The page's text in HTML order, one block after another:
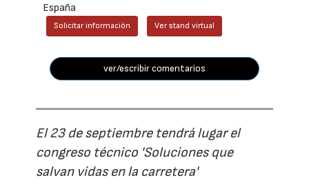
España
Solicitar información Ver stand virtual
ver/escribir comentarios
El 23 de septiembre tendrá lugar el
congreso técnico 'Soluciones que
salvan vidas en la carretera'